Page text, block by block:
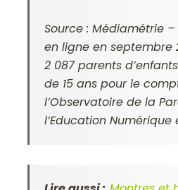
Source : Médiamétrie
en ligne en septembre
2 087 parents
de 15 ans pour le
l’Observatoire de la
l’Education Numérique